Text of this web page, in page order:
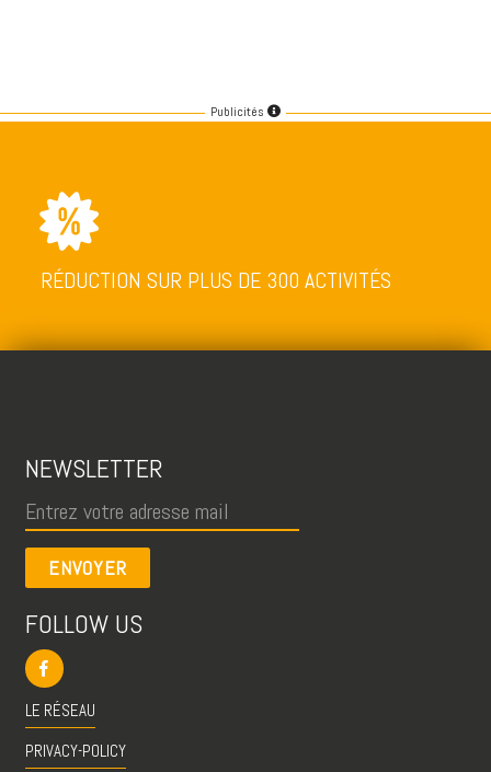
Publicités
RÉDUCTION SUR PLUS DE 300 ACTIVITÉS
NEWSLETTER
ENVOYER
FOLLOW US
LE RÉSEAU
PRIVACY-POLICY